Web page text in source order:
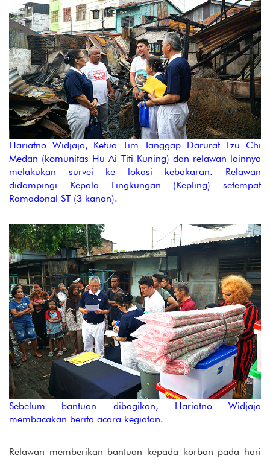
Hariatno Widjaja, Ketua Tim Tanggap Darurat Tzu Chi
Medan (komunitas Hu Ai Titi Kuning) dan relawan lainnya
melakukan survei ke lokasi kebakaran. Relawan
didampingi Kepala Lingkungan (Kepling) setempat
Ramadonal ST (3 kanan).
Sebelum bantuan dibagikan, Hariatno Widjaja
membacakan berita acara kegiatan.
Relawan memberikan bantuan kepada korban pada hari